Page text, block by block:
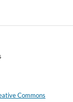
Commons